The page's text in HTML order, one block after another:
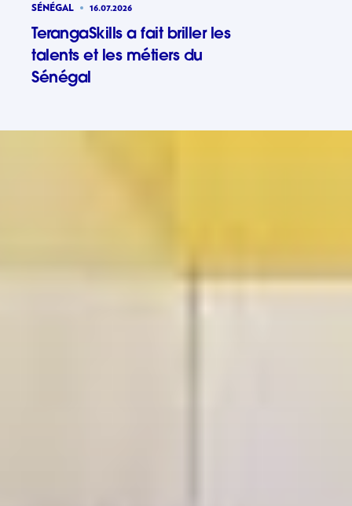
SÉNÉGAL 16.07.2026
TerangaSkills a fait briller les
talents et les métiers du
Sénégal